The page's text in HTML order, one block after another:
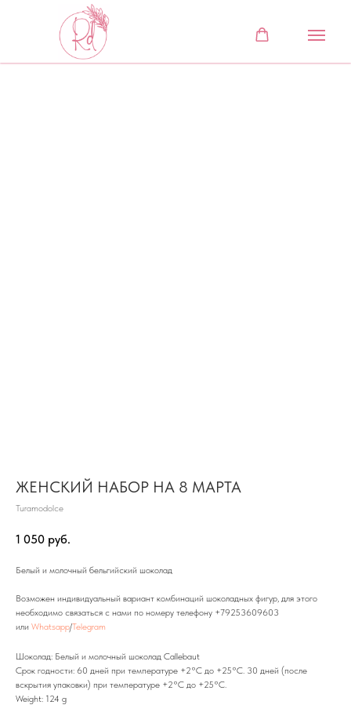
ЖЕНСКИЙ НАБОР НА 8 МАРТА
Turamodolce
1 050 руб.
Белый и молочный бельгийский шоколад
Возможен индивидуальный вариант комбинаций шоколадных фигур, для этого
необходимо связаться с нами по номеру телефону +79253609603
или Whatsapp/Telegram
Шоколад: Белый и молочный шоколад Callebaut
Срок годности: 60 дней при температуре +2°С до +25°С. 30 дней (после
вскрытия упаковки) при температуре +2°С до +25°С.
Weight: 124 g